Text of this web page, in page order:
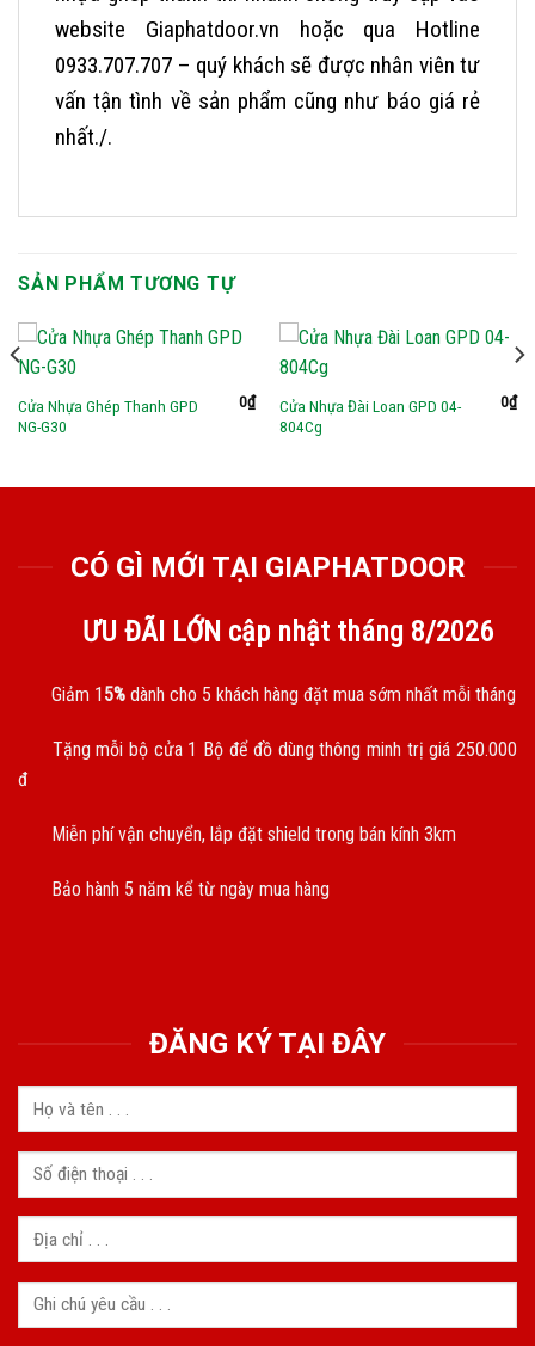
website Giaphatdoor.vn hoặc qua Hotline
0933.707.707 – quý khách sẽ được nhân viên tư
vấn tận tình về sản phẩm cũng như báo giá rẻ
nhất./.
SẢN PHẨM TƯƠNG TỰ
Cửa Nhựa Ghép Thanh GPD
NG-G30
0₫
Cửa Nhựa Đài Loan GPD 04-
804Cg
0₫
CÓ GÌ MỚI TẠI GIAPHATDOOR
ƯU ĐÃI LỚN cập nhật tháng 8/2026
Giảm 15% dành cho 5 khách hàng đặt mua sớm nhất mỗi tháng
Tặng mỗi bộ cửa 1 Bộ để đồ dùng thông minh trị giá 250.000
đ
Miễn phí vận chuyển, lắp đặt shield trong bán kính 3km
Bảo hành 5 năm kể từ ngày mua hàng
ĐĂNG KÝ TẠI ĐÂY